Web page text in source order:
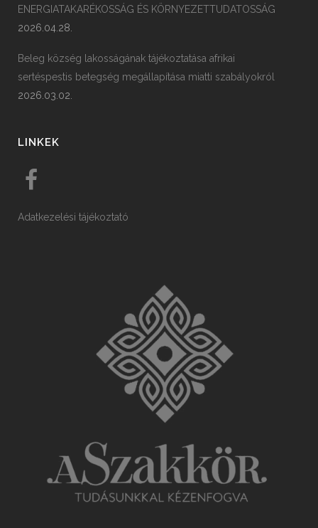
ENERGIATAKARÉKOSSÁG ÉS KÖRNYEZETTUDATOSSÁG
2026.04.28.
Beleg község lakosságának tájékoztatása afrikai
sertéspestis betegség megállapítása miatti szabályokról
2026.03.02.
LINKEK
Adatkezelési tájékoztató